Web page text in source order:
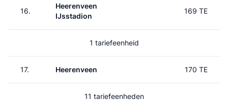
16.
Heerenveen
IJsstadion
169 TE
1 tariefeenheid
17. Heerenveen 170 TE
11 tariefeenheden